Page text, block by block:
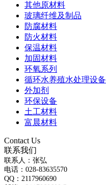
其他原材料
玻璃纤维及制品
防腐材料
防火材料
保温材料
加固材料
环氧系列
循环水养殖水处理设备
外加剂
环保设备
土工材料
富晨材料
Contact Us
联系我们
联系人：张弘
电话：028-83635570
QQ：2117960690